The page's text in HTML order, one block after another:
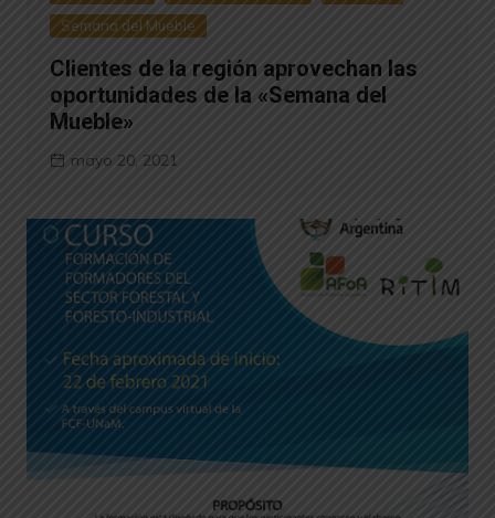
Semana del Mueble
Clientes de la región aprovechan las
oportunidades de la «Semana del
Mueble»
mayo 20, 2021